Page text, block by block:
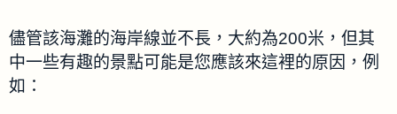
儘管該海灘的海岸線並不長，大約為200米，但其
中一些有趣的景點可能是您應該來這裡的原因，例
如：